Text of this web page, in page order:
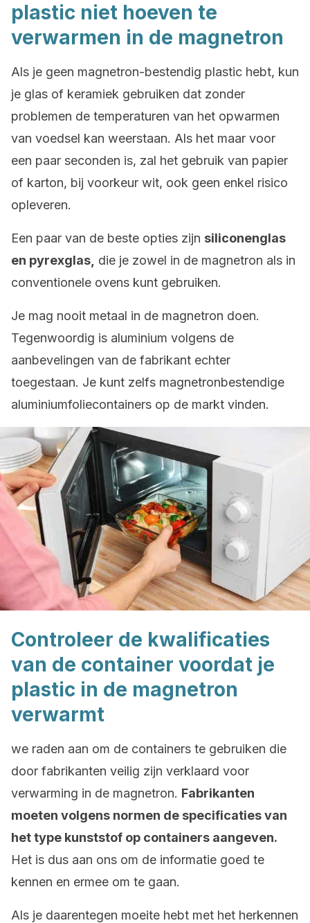
plastic niet hoeven te
verwarmen in de magnetron
Als je geen magnetron-bestendig plastic hebt, kun
je glas of keramiek gebruiken dat zonder
problemen de temperaturen van het opwarmen
van voedsel kan weerstaan. Als het maar voor
een paar seconden is, zal het gebruik van papier
of karton, bij voorkeur wit, ook geen enkel risico
opleveren.
Een paar van de beste opties zijn siliconenglas
en pyrexglas, die je zowel in de magnetron als in
conventionele ovens kunt gebruiken.
Je mag nooit metaal in de magnetron doen.
Tegenwoordig is aluminium volgens de
aanbevelingen van de fabrikant echter
toegestaan. Je kunt zelfs magnetronbestendige
aluminiumfoliecontainers op de markt vinden.
Controleer de kwalificaties
van de container voordat je
plastic in de magnetron
verwarmt
we raden aan om de containers te gebruiken die
door fabrikanten veilig zijn verklaard voor
verwarming in de magnetron. Fabrikanten
moeten volgens normen de specificaties van
het type kunststof op containers aangeven.
Het is dus aan ons om de informatie goed te
kennen en ermee om te gaan.
Als je daarentegen moeite hebt met het herkennen